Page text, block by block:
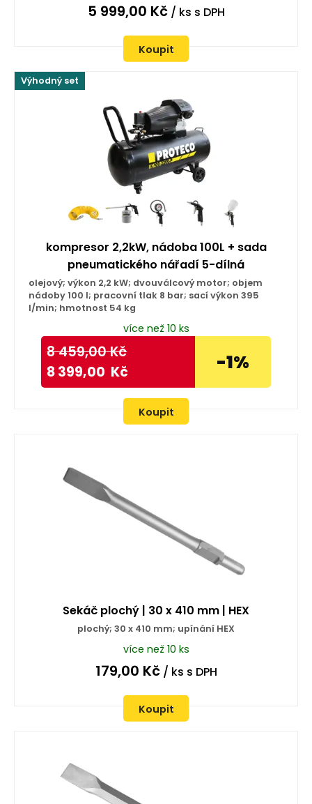
5 999,00 Kč/ ks s DPH
Koupit
Výhodný set
kompresor 2,2kW, nádoba 100L + sada
pneumatického nářadí 5-dílná
olejový; výkon 2,2 kW; dvouválcový motor; objem
nádoby 100 l; pracovní tlak 8 bar; sací výkon 395
l/min; hmotnost 54 kg
více než 10 ks
8 459,00Kč
8 399,00 Kč -1%
Koupit
Sekáč plochý | 30 x 410 mm | HEX
plochý; 30 x 410 mm; upínání HEX
více než 10 ks
179,00 Kč/ ks s DPH
Koupit